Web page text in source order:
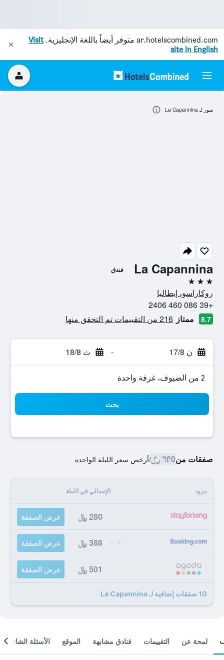
ar.hotelscombined.com متوفر أيضاً باللغة الإنجليزية.Visit
site in English
La Capannina فندق
3 نجوم
روكاراسو، إيطاليا
+39 086 460 2406
8.7 ممتاز 216 من التقييمات تم التحقق منها
ن 17/8 - ث 18/8
2 من الضيوف، غرفة واحدة
بحث
صفقات من280 ﷼ /أرخص سعر الليلة الواحدة
مزود الإجمالي في الليلة
280 ﷼ عرض الصفقة
388 ﷼ عرض الصفقة
501 ﷼ عرض الصفقة
10 صفقات إضافية لـ La Capannina
صور لـ La Capannina
لمحة عن التقييمات فنادق مشابهة الموقع الأسئلة الشائعة